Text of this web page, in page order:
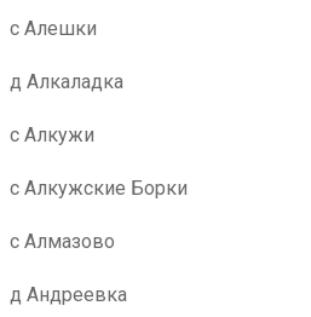
с Алешки
д Алкаладка
с Алкужи
с Алкужские Борки
с Алмазово
д Андреевка